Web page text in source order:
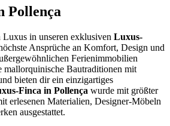
Pollença
in unseren exklusiven Luxus-
Ansprüche an Komfort, Design und
Ferienimmobilien
mallorquinische Bautraditionen mit
bieten dir ein einzigartiges
Finca in Pollença wurde mit größter
erlesenen Materialien, Designer-Möbeln
ausgestattet.